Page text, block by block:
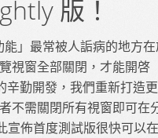
版！
」最常被人詬病的地方
視窗全部關閉，才能開啓
辛勤開發，我們重新打造
不需關閉所有視窗即可在
佈首度測試版很快可以在